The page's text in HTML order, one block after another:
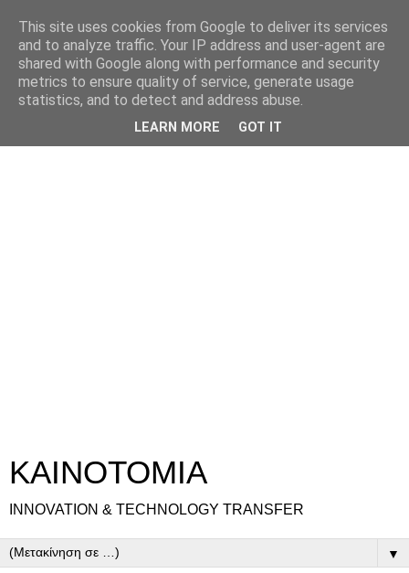
ΚΑΙΝΟΤΟΜΙΑ
INNOVATION & TECHNOLOGY TRANSFER
▼
This site uses cookies from Google to deliver its services
and to analyze traffic. Your IP address and user-agent are
shared with Google along with performance and security
metrics to ensure quality of service, generate usage
statistics, and to detect and address abuse.
LEARN MORE GOT IT